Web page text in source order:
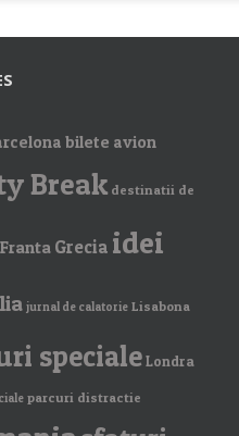
bilete avion
Break destinatii de
Franta Grecia idei
jurnal de calatorie Lisabona
specialeLondra
parcuri distractie